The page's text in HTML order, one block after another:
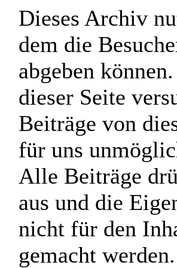
Dieses Archiv
dem die
abgeben
dieser Seite
Beiträge von
für uns
Alle Beiträge
aus und die
nicht für den
gemacht werden.